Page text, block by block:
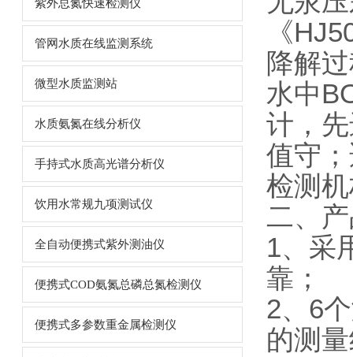
紫外总氮快速检测仪
管网水质在线监测系统
微型水质监测站
水质氨氮在线分析仪
手持式水质高光谱分析仪
饮用水常规九项测试仪
全自动便携式紫外测油仪
便携式COD氨氮总磷总氮检测仪
便携式多参数重金属检测仪
《
降解
水中
计，
值守
检测
二、
1、采
靠；
2、6
的测